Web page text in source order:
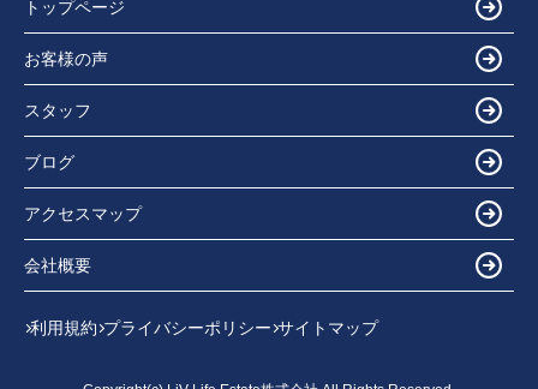
トップページ
お客様の声
スタッフ
ブログ
アクセスマップ
会社概要
利用規約 プライバシーポリシー サイトマップ